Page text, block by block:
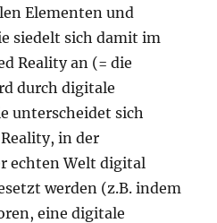
Elementen und
siedelt sich damit im
Reality an (= die
durch digitale
unterscheidet sich
in der
echten Welt digital
werden (z.B. indem
eine digitale